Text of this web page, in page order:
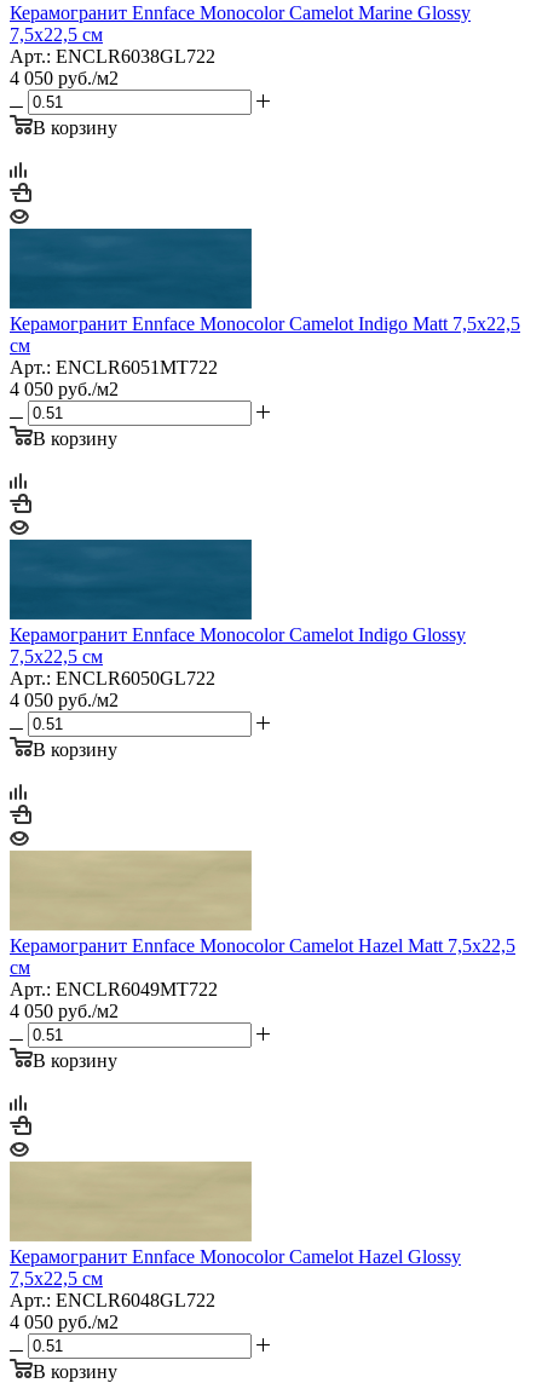
Керамогранит Ennface Monocolor Camelot Marine Glossy
7,5x22,5 см
Арт.: ENCLR6038GL722
4 050 руб./м2
В корзину
Керамогранит Ennface Monocolor Camelot Indigo Matt 7,5x22,5
см
Арт.: ENCLR6051MT722
4 050 руб./м2
В корзину
Керамогранит Ennface Monocolor Camelot Indigo Glossy
7,5x22,5 см
Арт.: ENCLR6050GL722
4 050 руб./м2
В корзину
Керамогранит Ennface Monocolor Camelot Hazel Matt 7,5x22,5
см
Арт.: ENCLR6049MT722
4 050 руб./м2
В корзину
Керамогранит Ennface Monocolor Camelot Hazel Glossy
7,5x22,5 см
Арт.: ENCLR6048GL722
4 050 руб./м2
В корзину